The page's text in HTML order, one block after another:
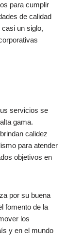
para cumplir
de calidad
un siglo,
servicios se
gama.
calidez
para atender
objetivos en
por su buena
fomento de la
los
y en el mundo